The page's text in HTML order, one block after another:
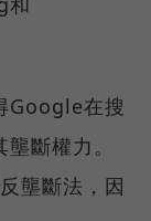
Google在搜
斷權力。
壟斷法，因